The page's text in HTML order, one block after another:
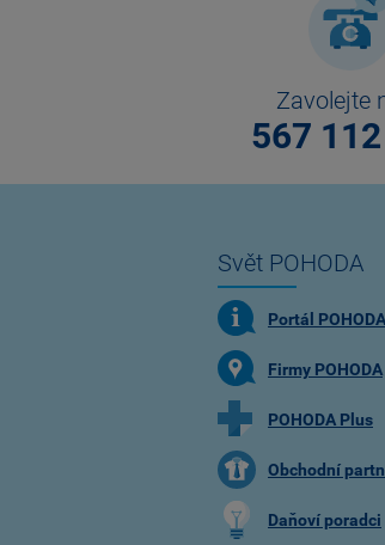
Zavolejte
567
Svět POHODA
Portál POHODA
Firmy POHODA
POHODA Plus
Obchodní
Daňoví poradci